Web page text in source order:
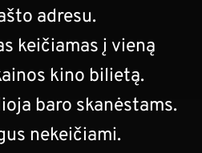
adresu.
keičiamas į vieną
kino bilietą.
baro skanėstams.
nekeičiami.